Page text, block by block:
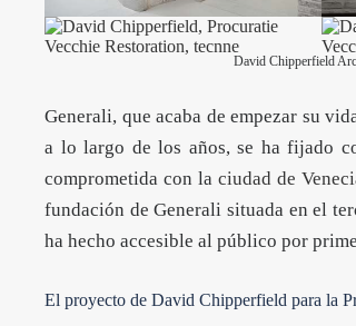
David Chipperfield
Generali, que acaba de empezar su
a lo largo de los años, se ha fijado
comprometida con la ciudad de
fundación de Generali situada en el
ha hecho accesible al público por
El proyecto de David Chipperfield para la